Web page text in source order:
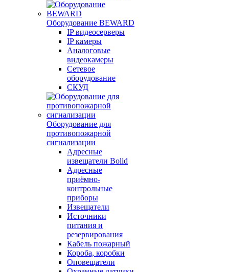
Оборудование BEWARD
IP видеосерверы
IP камеры
Аналоговые
видеокамеры
Сетевое
оборудование
СКУД
Оборудование для
противопожарной
сигнализации
Адресные
извещатели Bolid
Адресные
приёмно-
контрольные
приборы
Извещатели
Источники
питания и
резервирования
Кабель пожарный
Короба, коробки
Оповещатели